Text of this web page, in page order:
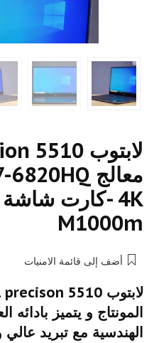
M1000m
أضف إلى قائمة الامنيات
المونتاج و يتميز بادائه
الهندسية مع تبريد